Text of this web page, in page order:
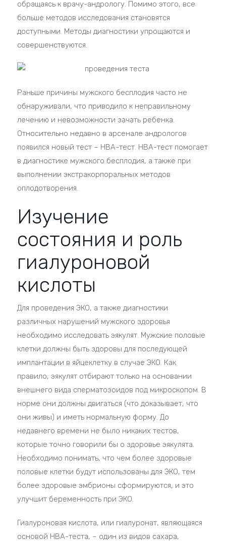
обращаясь к врачу-андрологу. Помимо этого, все
больше методов исследования становятся
доступными. Методы диагностики упрощаются и
совершенствуются.
Раньше причины мужского бесплодия часто не
обнаруживали, что приводило к неправильному
лечению и невозможности зачать ребенка.
Относительно недавно в арсенале андрологов
появился новый тест – HBA-тест. HBA-тест помогает
в диагностике мужского бесплодия, а также при
выполнении экстракорпоральных методов
оплодотворения.
Изучение
состояния и роль
гиалуроновой
кислоты
Для проведения ЭКО, а также диагностики
различных нарушений мужского здоровья
необходимо исследовать эякулят. Мужские половые
клетки должны быть здоровы для последующей
имплантации в яйцеклетку в случае ЭКО. Как
правило, эякулят отбирают только на основании
внешнего вида сперматозоидов под микроскопом. В
норме они должны двигаться (что доказывает, что
они живы) и иметь нормальную форму. До
недавнего времени не было никаких тестов,
которые точно говорили бы о здоровье эякулята.
Необходимо понимать, что чем более здоровые
половые клетки будут использованы для ЭКО, тем
более здоровые эмбрионы сформируются, и это
улучшит беременность при ЭКО.
Гиалуроновая кислота, или гиалуронат, являющаяся
основой HBA-теста, – один из видов сахара,